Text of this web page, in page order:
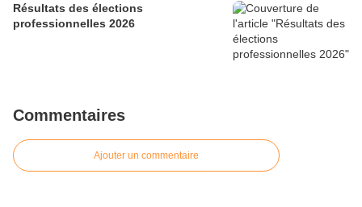
Résultats des élections
professionnelles 2026
Commentaires
Ajouter un commentaire